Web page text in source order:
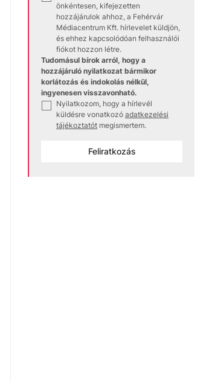
önkéntesen, kifejezetten
hozzájárulok ahhoz, a Fehérvár
Médiacentrum Kft. hírlevelet küldjön,
és ehhez kapcsolódóan felhasználói
fiókot hozzon létre.
Tudomásul bírok arról, hogy a
hozzájáruló nyilatkozat bármikor
korlátozás és indokolás nélkül,
ingyenesen visszavonható.
Nyilatkozom, hogy a hírlevél
küldésre vonatkozó adatkezelési
tájékoztatót megismertem.
Feliratkozás